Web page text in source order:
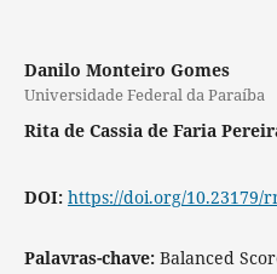
Danilo Monteiro Gomes
Universidade Federal da Paraíba
Rita de Cassia de Faria
DOI: https://doi.org/10.23179/
Palavras-chave: Balanced